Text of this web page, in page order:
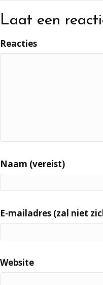
Laat een
Reacties
Naam (vereist)
E-mailadres (zal niet
Website